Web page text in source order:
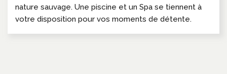
nature sauvage. Une piscine et un Spa se tiennent à
votre disposition pour vos moments de détente.